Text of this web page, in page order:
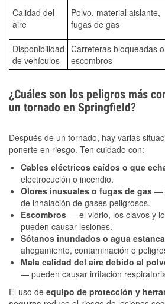
Calidad del
aire
Polvo, material aislante,
fugas de gas
Disponibilidad
de vehículos
Carreteras bloqueadas o
escombros
¿Cuáles son los peligros más
un tornado en Springfield?
Después de un tornado, hay varias
ponerte en riesgo. Ten cuidado con:
Cables eléctricos caídos o que
electrocución o incendio.
Olores inusuales o fugas de gas —
de inhalación de gases peligrosos.
Escombros — el vidrio, los clavos y
pueden causar lesiones.
Sótanos inundados o agua
ahogamiento, contaminación o
Mala calidad del aire debido al
— pueden causar irritación
El uso de equipo de protección y